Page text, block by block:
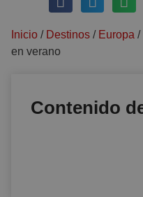
Inicio / Destinos / Europa /
en verano
Contenido